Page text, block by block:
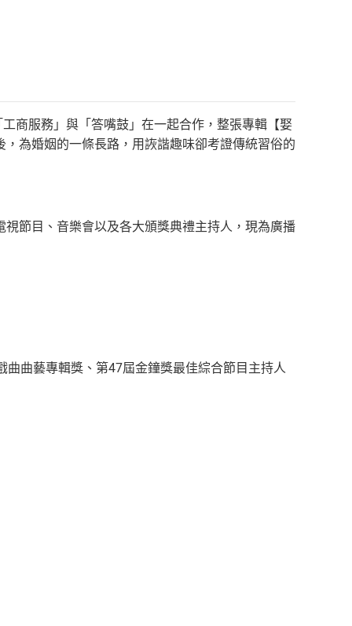
商服務」與「答嘴鼓」在一起合作，整張專輯【娶
為婚姻的一條長路，用詼諧趣味卻考證傳統習俗的
節目、音樂會以及各大頒獎典禮主持人，現為廣播
曲藝專輯獎、第47屆金鐘獎最佳綜合節目主持人